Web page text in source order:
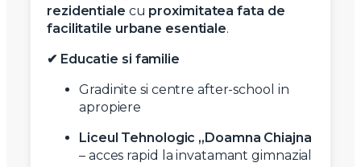
rezidentiale cu proximitatea fata de
facilitatile urbane esentiale.
✔ Educatie si familie
Gradinite si centre after-school in
apropiere
Liceul Tehnologic „Doamna Chiajna
– acces rapid la invatamant gimnazial